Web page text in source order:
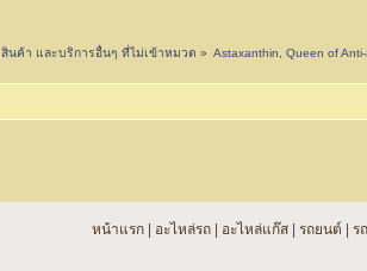
สินค้า และบริการอื่นๆ ที่ไม่เข้าหมวด » Astaxanthin, Queen of
หน้าแรก อะไหล่รถ อะไหล่แก๊ส รถยนต์ ร